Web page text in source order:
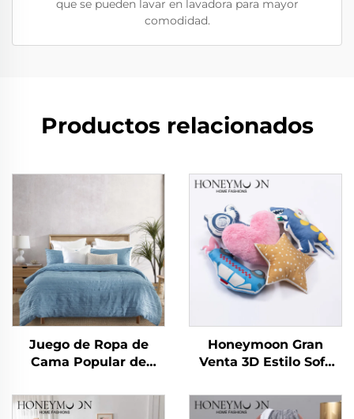
que se pueden lavar en lavadora para mayor
comodidad.
Productos relacionados
Juego de Ropa de
Cama Popular de
Directo de China,
Sólido, Juego de
Honeymoon Gran
Venta 3D Estilo Sofá
Fundas de Almohadón
para el Hogar para